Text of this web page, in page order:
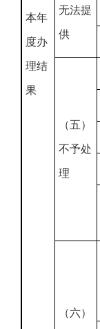
本年
度办
理结
果
无法提
供
（五）
不予处
理
（六）